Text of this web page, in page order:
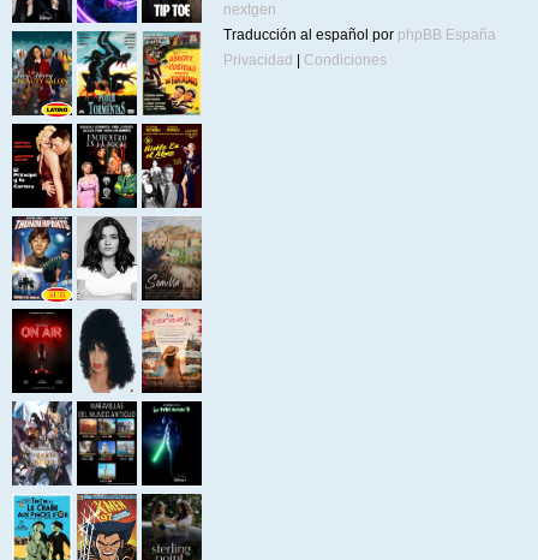
nextgen
Traducción al español por phpBB España
Privacidad
Condiciones